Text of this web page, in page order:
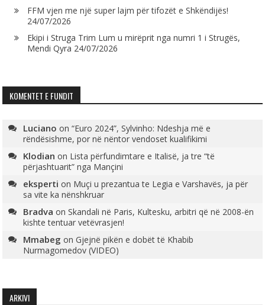
FFM vjen me një super lajm për tifozët e Shkëndijës!
24/07/2026
Ekipi i Struga Trim Lum u mirëprit nga numri 1 i Strugës,
Mendi Qyra 24/07/2026
KOMENTET E FUNDIT
Luciano on“Euro 2024”, Sylvinho: Ndeshja më e
rëndësishme, por në nëntor vendoset kualifikimi
Klodian on Lista përfundimtare e Italisë, ja tre “të
përjashtuarit” nga Mançini
eksperti on Muçi u prezantua te Legia e Varshavës, ja për
sa vite ka nënshkruar
Bradva onSkandali në Paris, Kultesku, arbitri që në 2008-ën
kishte tentuar vetëvrasjen!
Mmabeg onGjejnë pikën e dobët të Khabib
Nurmagomedov (VIDEO)
ARKIVI